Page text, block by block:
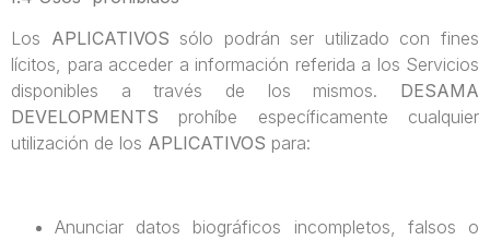
Los APLICATIVOS sólo podrán ser utilizado con fines
lícitos, para acceder a información referida a los Servicios
disponibles a través de los mismos. DESAMA
DEVELOPMENTS prohíbe específicamente cualquier
utilización de los APLICATIVOS para:
Anunciar datos biográficos incompletos, falsos o